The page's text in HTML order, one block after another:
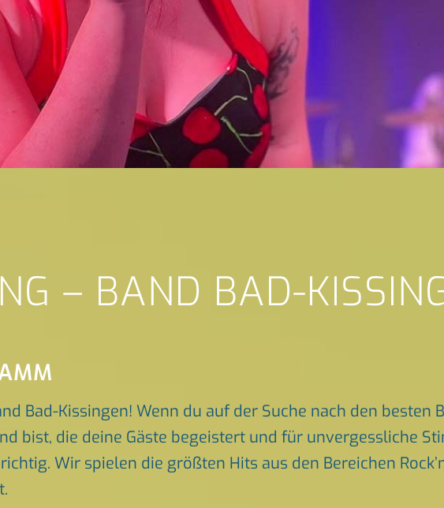
– BAND BAD-
Bad-Kissingen! Wenn du auf der Suche nach den besten
bist, die deine Gäste begeistert und für unvergessliche
Wir spielen die größten Hits aus den Bereichen